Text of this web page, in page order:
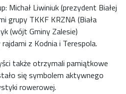
Michał Liwiniuk (prezydent Białej
grupy TKKF KRZNA (Biała
(wójt Gminy Zalesie)
z Kodnia i Terespola.
także otrzymali pamiątkowe
się symbolem aktywnego
rowerowej.